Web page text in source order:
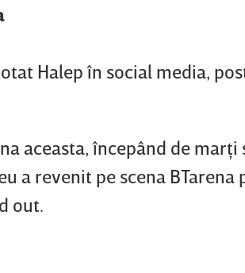
Halep în social media,
aceasta, începând de
a revenit pe scena
out.